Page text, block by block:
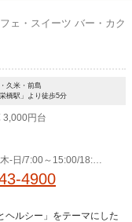
ェ・スイーツ バー・カク
久米・前島
橋駅」より徒歩5分
3,000円台
-日/7:00～15:00/18:00
22:00) 毎週水曜日は
4900
ヘルシー」をテーマにした